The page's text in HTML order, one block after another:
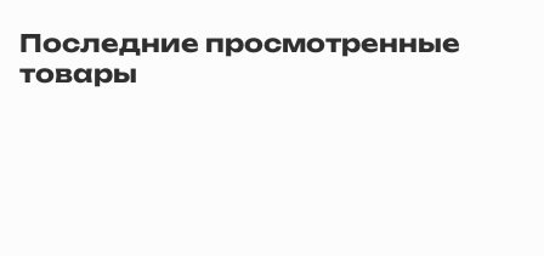
Последние просмотренные
товары